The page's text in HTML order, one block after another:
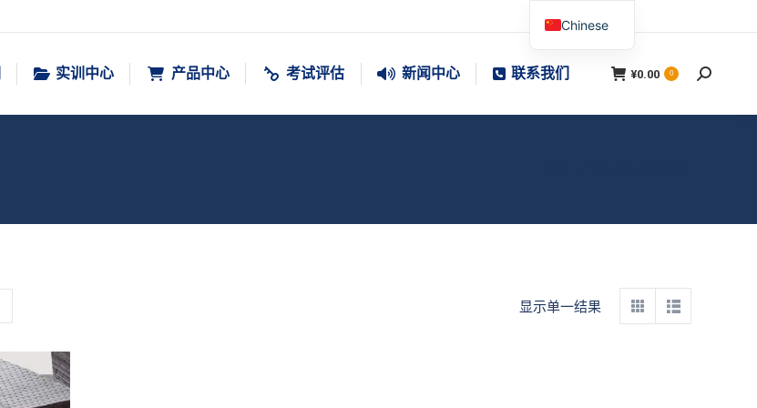
实训中心 产品中心 考试评估 新闻中心 联系我们 ¥0.00 0
搜
显示单一结果
Chinese